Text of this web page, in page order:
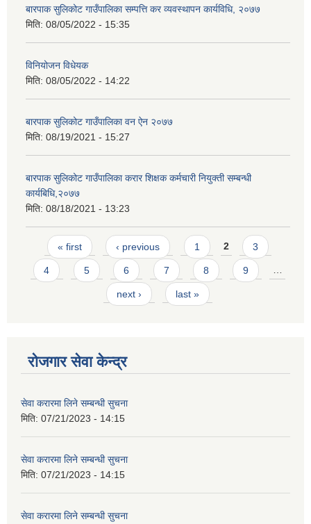
बारपाक सुलिकोट गाउँपालिका सम्पत्ति कर व्यवस्थापन कार्यविधि, २०७७
मिति: 08/05/2022 - 15:35
विनियोजन विधेयक
मिति: 08/05/2022 - 14:22
बारपाक सुलिकोट गाउँपालिका वन ऐन २०७७
मिति: 08/19/2021 - 15:27
बारपाक सुलिकोट गाउँपालिका करार शिक्षक कर्मचारी नियुक्ती सम्बन्धी
कार्यबिधि,२०७७
मिति: 08/18/2021 - 13:23
Pages
« first ‹ previous 1 2 3
4 5 6 7 8 9 …
next › last »
रोजगार सेवा केन्द्र
सेवा करारमा लिने सम्बन्धी सुचना
मिति: 07/21/2023 - 14:15
सेवा करारमा लिने सम्बन्धी सुचना
मिति: 07/21/2023 - 14:15
सेवा करारमा लिने सम्बन्धी सुचना